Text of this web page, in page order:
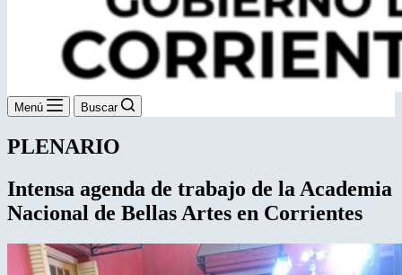
Menú Buscar
PLENARIO
Intensa agenda de trabajo de la Academia
Nacional de Bellas Artes en Corrientes